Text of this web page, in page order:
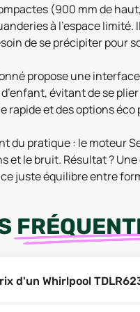
(900 mm de
à l’espace
de se précipiter pour
propose une
évitant de se
rapide et des options
du pratique : le moteur
et le bruit. Résultat ?
juste équilibre entre
d'un Whirlpool